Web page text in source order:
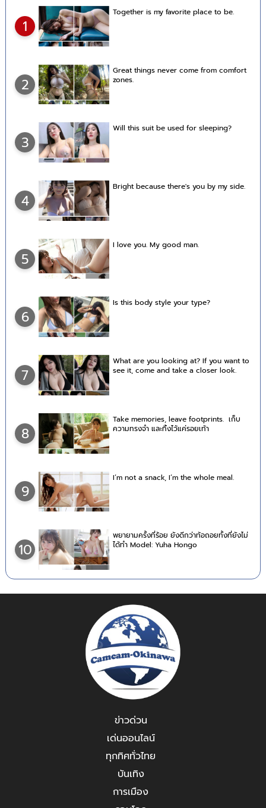
1
Together is my favorite place to be.
2
Great things never come from comfort
zones.
3
Will this suit be used for sleeping?
4
Bright because there's you by my side.
5
I love you. My good man.
6
Is this body style your type?
7
What are you looking at? If you want to
see it, come and take a closer look.
8
Take memories, leave footprints. เก็บ
ความทรงจำ และทิ้งไว้แค่รอยเท้า
9
I’m not a snack, I’m the whole meal.
10
พยายามครั้งที่ร้อย ยังดีกว่าท้อถอยทั้งที่ยังไม่
ได้ทำ Model: Yuha Hongo
ข่าวด่วน
เด่นออนไลน์
ทุกทิศทั่วไทย
บันเทิง
การเมือง